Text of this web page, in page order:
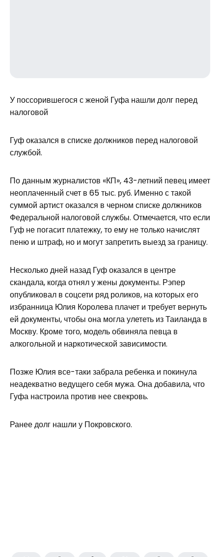
У поссорившегося с женой Гуфа нашли долг перед
налоговой
Гуф оказался в списке должников перед налоговой
службой.
По данным журналистов «КП», 43-летний певец имеет
неоплаченный счет в 65 тыс. руб. Именно с такой
суммой артист оказался в черном списке должников
Федеральной налоговой службы. Отмечается, что если
Гуф не погасит платежку, то ему не только начислят
пеню и штраф, но и могут запретить выезд за границу.
Несколько дней назад Гуф оказался в центре
скандала, когда отнял у жены документы. Рэпер
опубликовал в соцсети ряд роликов, на которых его
избранница Юлия Королева плачет и требует вернуть
ей документы, чтобы она могла улететь из Таиланда в
Москву. Кроме того, модель обвиняла певца в
алкогольной и наркотической зависимости.
Позже Юлия все-таки забрала ребенка и покинула
неадекватно ведущего себя мужа. Она добавила, что
Гуфа настроила против нее свекровь.
Ранее долг нашли у Покровского.